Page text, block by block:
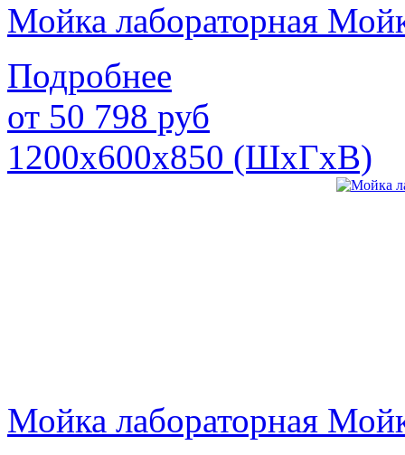
Мойка лабораторная
Подробнее
от 50 798 руб
1200х600х850 (ШхГхВ)
Мойка лабораторная